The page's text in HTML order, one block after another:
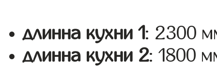
длинна кухни 1: 2300
длинна кухни 2: 1800